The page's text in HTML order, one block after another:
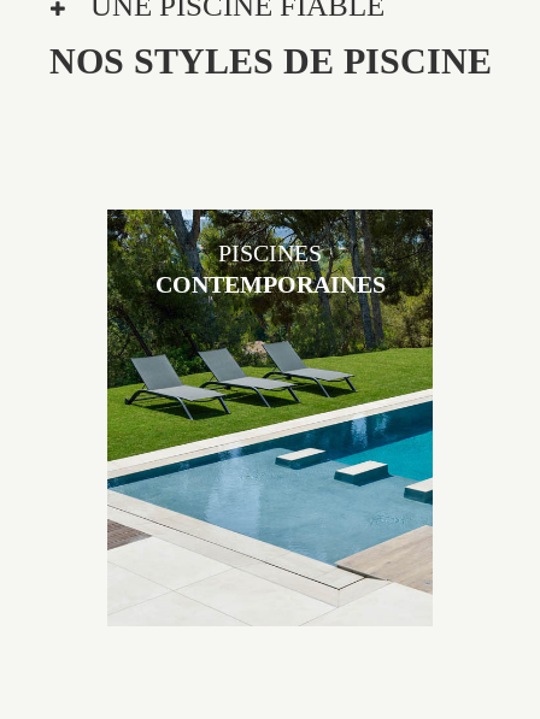
NOS STYLES DE PISCINE
Les piscines en béton contemporaines Jacques
Brens sont uniques grâce au large choix de
matériaux et de revêtements et les nombreuses
options disponibles, miroir, couloir de nage, plage
immergée, débordement.
PISCINES
CONTEMPORAINES